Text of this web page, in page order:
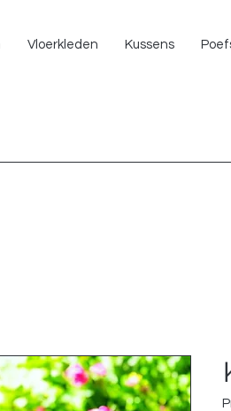
Vloerkleden Kussens